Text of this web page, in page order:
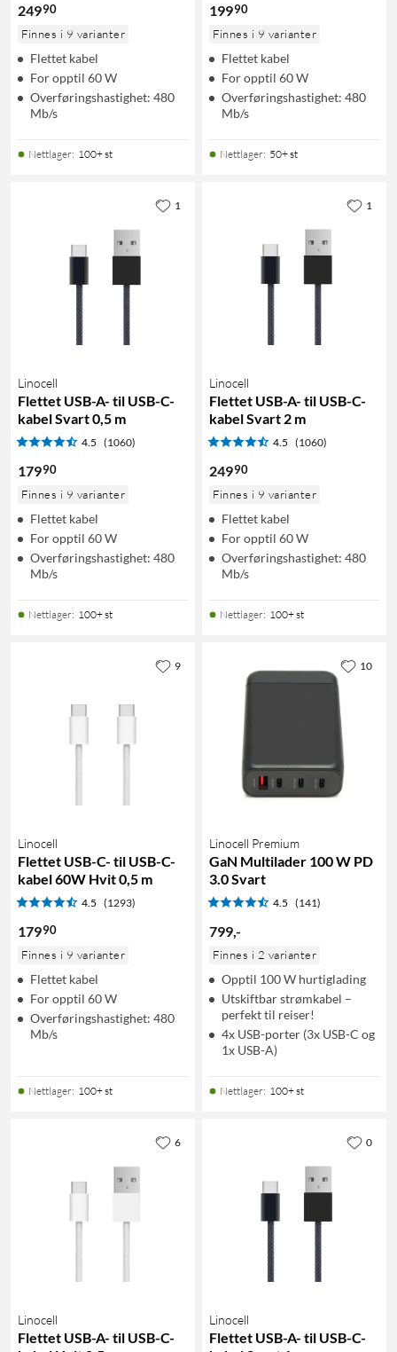
24990
Finnes i 9 varianter
Flettet kabel
For opptil 60 W
Overføringshastighet: 480
Mb/s
Nettlager: 100+ st
19990
Finnes i 9 varianter
Flettet kabel
For opptil 60 W
Overføringshastighet: 480
Mb/s
Nettlager: 50+ st
Linocell
Flettet USB-A- til USB-C-
kabel Svart 0,5 m
4.5 (1060)
17990
Finnes i 9 varianter
Flettet kabel
For opptil 60 W
Overføringshastighet: 480
Mb/s
Nettlager: 100+ st
1
Linocell
Flettet USB-A- til USB-C-
kabel Svart 2 m
4.5 (1060)
24990
Finnes i 9 varianter
Flettet kabel
For opptil 60 W
Overføringshastighet: 480
Mb/s
Nettlager: 100+ st
1
Linocell
Flettet USB-C- til USB-C-
kabel 60W Hvit 0,5 m
4.5 (1293)
17990
Finnes i 9 varianter
Flettet kabel
For opptil 60 W
Overføringshastighet: 480
Mb/s
Nettlager: 100+ st
9
Linocell Premium
GaN Multilader 100 W PD
3.0 Svart
4.5 (141)
799,-
Finnes i 2 varianter
Opptil 100 W hurtiglading
Utskiftbar strømkabel –
perfekt til reiser!
4x USB-porter (3x USB-C og
1x USB-A)
Nettlager: 100+ st
10
Linocell
Flettet USB-A- til USB-C-
6
Linocell
Flettet USB-A- til USB-C-
0